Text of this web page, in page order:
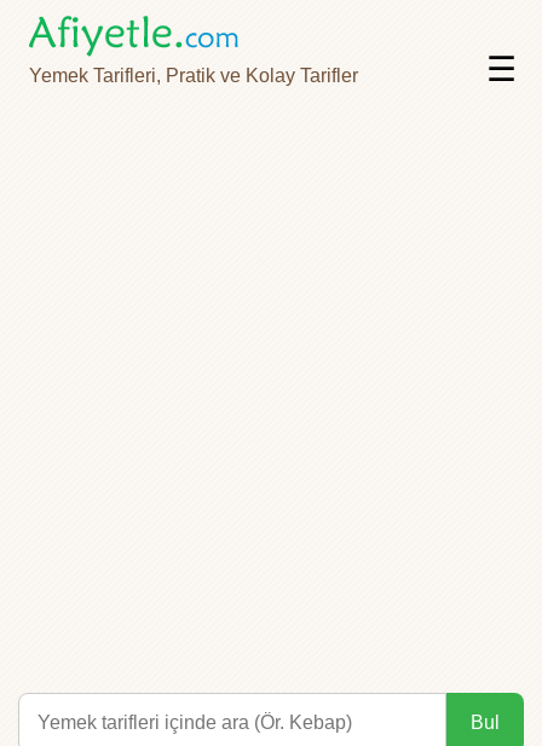
Yemek Tarifleri, Pratik ve Kolay Tarifler ☰
Bul